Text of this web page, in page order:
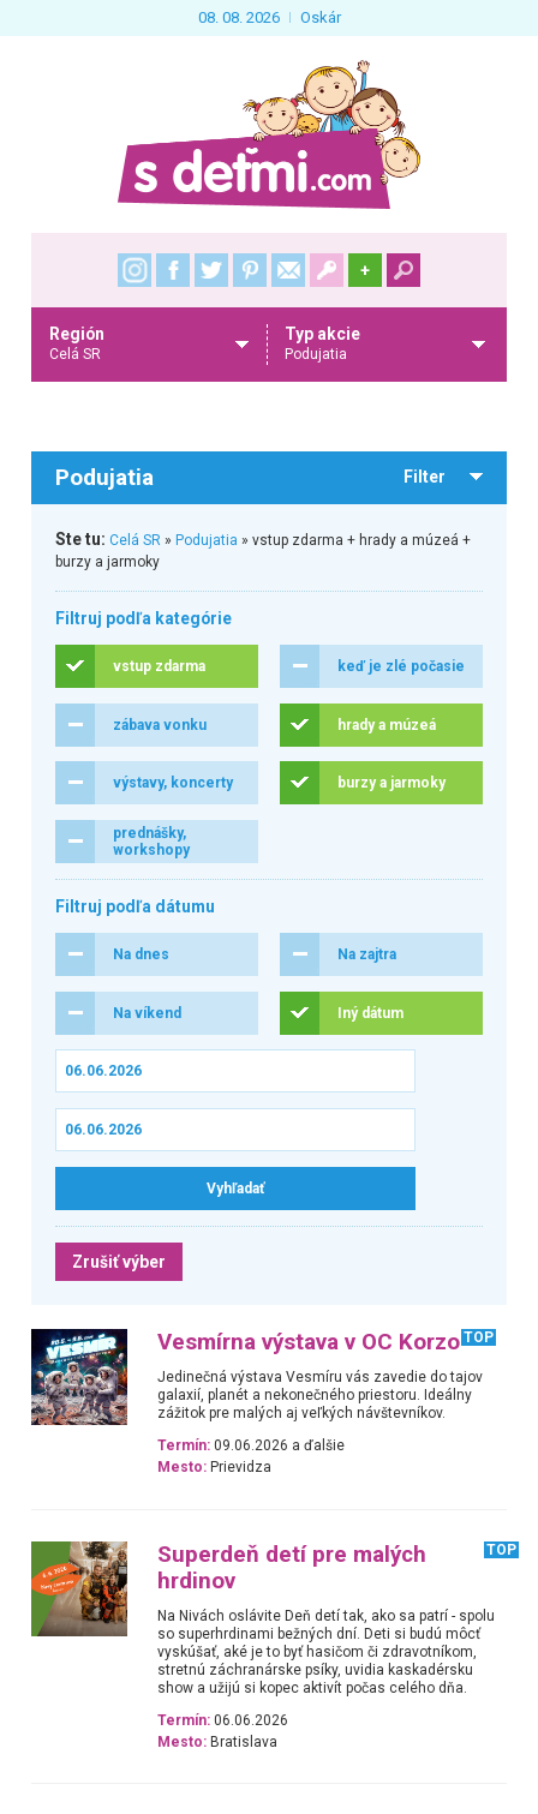
08. 08. 2026 Oskár
+
Región
Celá SR
Typ akcie
Podujatia
Podujatia Filter
Ste tu: Celá SR» Podujatia » vstup zdarma + hrady a múzeá +
burzy a jarmoky
Filtruj podľa kategórie
vstup zdarma keď je zlé počasie
zábava vonku hrady a múzeá
výstavy, koncerty burzy a jarmoky
prednášky,
workshopy
Filtruj podľa dátumu
Na dnes Na zajtra
Na víkend Iný dátum
Zrušiť výber
Vesmírna výstava v OC Korzo TOP
Jedinečná výstava Vesmíru vás zavedie do tajov
galaxií, planét a nekonečného priestoru. Ideálny
zážitok pre malých aj veľkých návštevníkov.
Termín: 09.06.2026 a ďalšie
Mesto: Prievidza
Superdeň detí pre malých
hrdinov
TOP
Na Nivách oslávite Deň detí tak, ako sa patrí - spolu
so superhrdinami bežných dní. Deti si budú môcť
vyskúšať, aké je to byť hasičom či zdravotníkom,
stretnú záchranárske psíky, uvidia kaskadérsku
show a užijú si kopec aktivít počas celého dňa.
Termín: 06.06.2026
Mesto: Bratislava